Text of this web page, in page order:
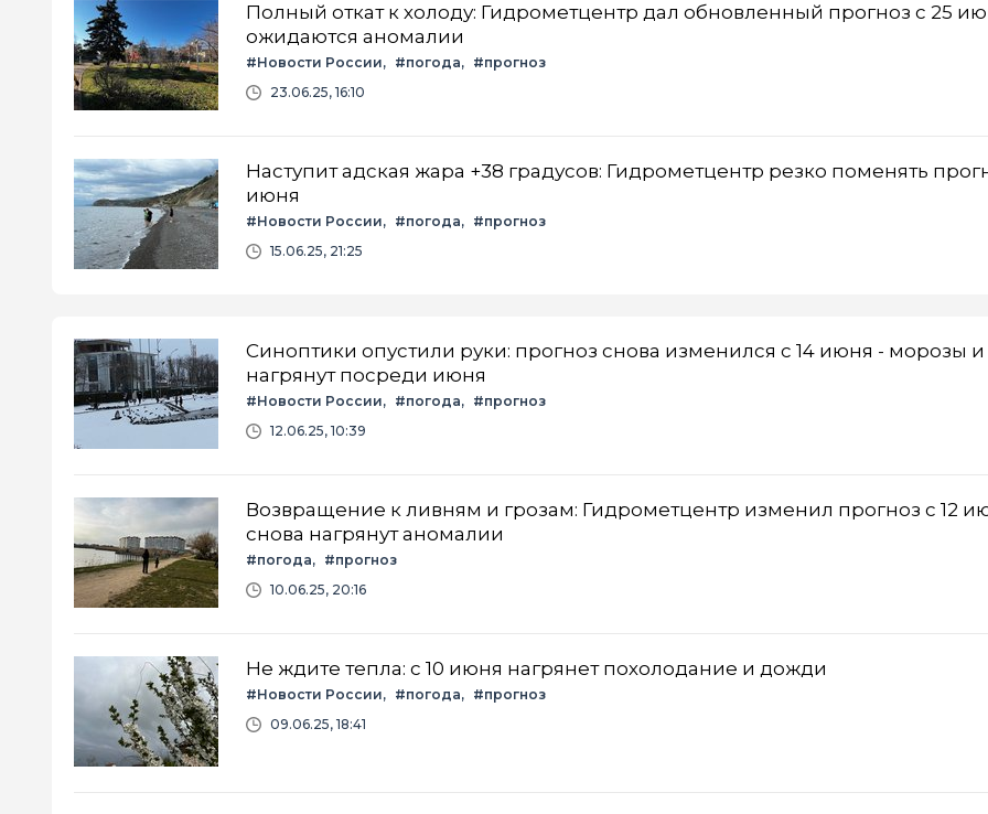
Полный откат к холоду: Гидрометцентр дал обновленный прогноз с 25
ожидаются аномалии
#Новости России #погода
#прогноз
23.06.25, 16:10
Наступит адская жара +38 градусов: Гидрометцентр резко поменять
июня
#Новости России #погода
#прогноз
15.06.25, 21:25
Синоптики опустили руки: прогноз снова изменился с 14 июня - морозы и
нагрянут посреди июня
#Новости России #погода
#прогноз
12.06.25, 10:39
Возвращение к ливням и грозам: Гидрометцентр изменил прогноз с 12
снова нагрянут аномалии
#погода
#прогноз
10.06.25, 20:16
Не ждите тепла: с 10 июня нагрянет похолодание и дожди
#Новости России #погода
#прогноз
09.06.25, 18:41